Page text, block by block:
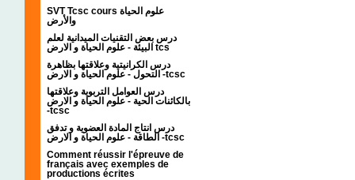
SVT Tcsc cours علوم الحياة
والأرض
درس بعض التقنيات الميدانية لعلم
البيئة - علوم الحياة و الارض tcs
درس الكرانيتية وعلاقتها بظاهرة
التحول - علوم الحياة و الارض -tcsc
درس العوامل التربوية وعلاقتها
بالكائنات الحية - علوم الحياة و الارض
-tcsc
درس انتاج المادة العضوية و تدفق
الطاقة - علوم الحياة و الارض -tcsc
Comment réussir l'épreuve de
français avec exemples de
productions écrites